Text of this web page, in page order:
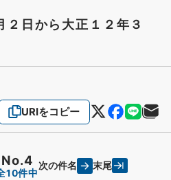
２日から大正１２年３
URIをコピー
No.4
10件中
次の件名 末尾